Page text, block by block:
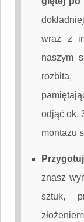
wraz z
naszym
rozbita,
odjąć ok.
montażu
znasz
sztuk,